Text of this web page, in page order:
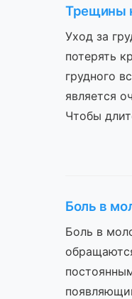
Трещины
Уход за
потерять
грудного
является
Чтобы
Боль в
Боль в